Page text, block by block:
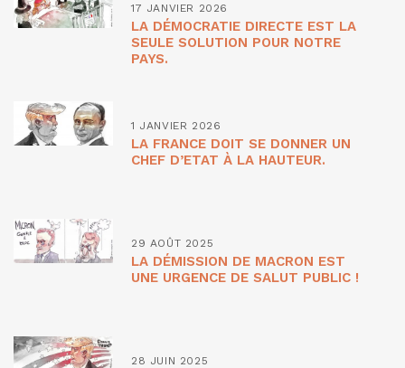
17 JANVIER 2026
LA DÉMOCRATIE DIRECTE EST LA
SEULE SOLUTION POUR NOTRE
PAYS.
1 JANVIER 2026
LA FRANCE DOIT SE DONNER UN
CHEF D’ETAT À LA HAUTEUR.
29 AOÛT 2025
LA DÉMISSION DE MACRON EST
UNE URGENCE DE SALUT PUBLIC !
28 JUIN 2025